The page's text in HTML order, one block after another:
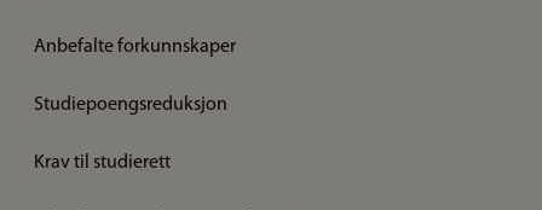
Anbefalte forkunnskaper
Studiepoengsreduksjon
Krav til studierett